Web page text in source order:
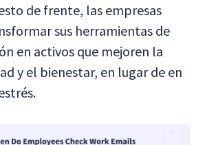
de frente, las empresas
sus herramientas de
en activos que mejoren la
y el bienestar, en lugar de en